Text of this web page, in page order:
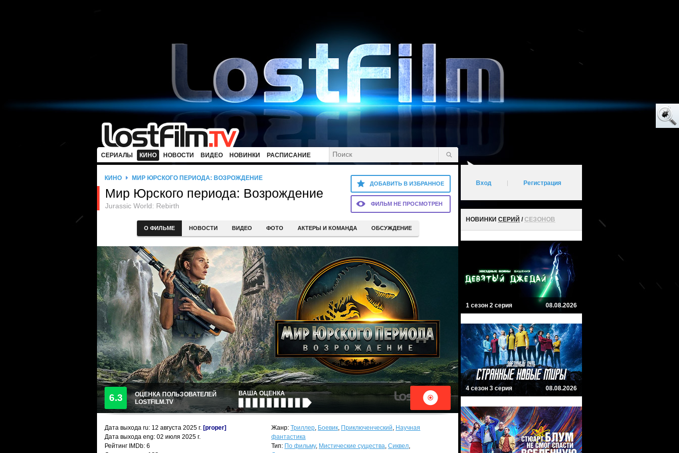
СЕРИАЛЫ КИНО НОВОСТИ ВИДЕО НОВИНКИ РАСПИСАНИЕ
ДОБАВИТЬ В ИЗБРАННОЕ
ФИЛЬМ НЕ ПРОСМОТРЕН
КИНО МИР ЮРСКОГО ПЕРИОДА: ВОЗРОЖДЕНИЕ
Мир Юрского периода: Возрождение
Jurassic World: Rebirth
О ФИЛЬМЕ НОВОСТИ ВИДЕО ФОТО АКТЕРЫ И КОМАНДА ОБСУЖДЕНИЕ
6.3
ОЦЕНКА ПОЛЬЗОВАТЕЛЕЙ
LOSTFILM.TV
ВАША ОЦЕНКА
Дата выхода ru: 12 августа 2025 г. [proper]
Дата выхода eng: 02 июля 2025 г.
Рейтинг IMDb: 6
Жанр: Триллер, Боевик, Приключенческий, Научная
фантастика
Тип: По фильму, Мистические существа, Сиквел,
Вход Регистрация
НОВИНКИ СЕРИЙ /СЕЗОНОВ
1 сезон 2 серия 08.08.2026
4 сезон 3 серия 08.08.2026